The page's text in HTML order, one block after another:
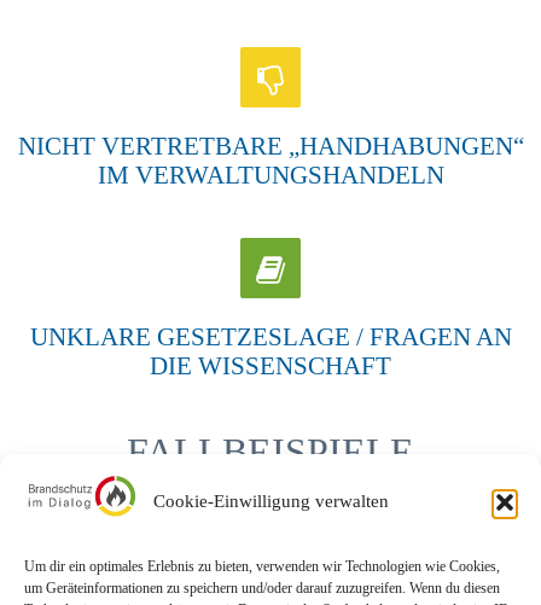
Cookie-Einwilligung verwalten
Um dir ein optimales Erlebnis zu bieten, verwenden wir Technologien wie Cookies,
um Geräteinformationen zu speichern und/oder darauf zuzugreifen. Wenn du diesen
NICHT VERTRETBARE „HANDHABUNGEN“
IM VERWALTUNGSHANDELN
UNKLARE GESETZESLAGE / FRAGEN AN
DIE WISSENSCHAFT
FALLBEISPIELE
Der Fall TuT, Kurzfilm (4 Minuten) siehe YouTube
Brandschutz: